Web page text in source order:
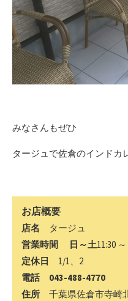
みなさんもぜひ
タージュで佐倉のインドカ
お店概要
店名 タージュ
営業時間 日～土11:30
定休日
1/1、2
電話 043-488-4770
住所 千葉県佐倉市寺崎北